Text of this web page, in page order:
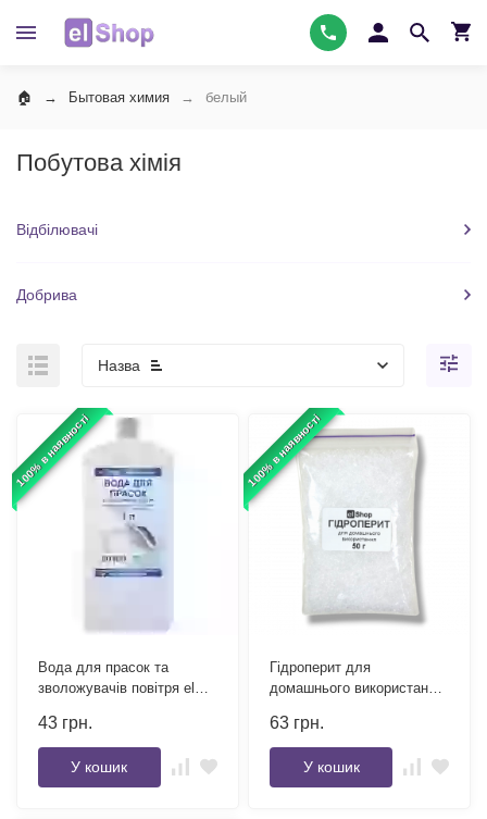
Бытовая химия белый
Побутова хімія
Відбілювачі
Добрива
Назва
100% в наявності
Вода для прасок та
зволожувачів повітря el
43 грн.
У кошик
100% в наявності
Гідроперит для
домашнього використання
63 грн.
У кошик